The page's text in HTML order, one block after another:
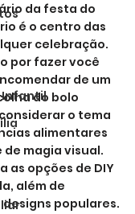
Infantil
da festa do
é o centro das
celebração.
por fazer você
de um
do bolo
o tema
alimentares
magia visual.
as opções de DIY
além de
populares.